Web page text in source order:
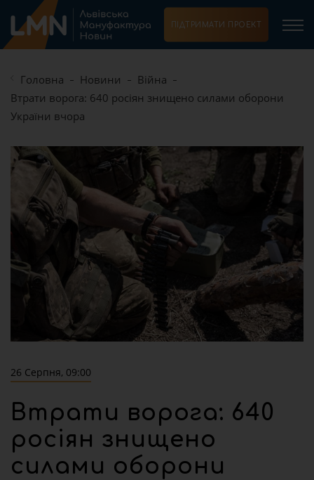
ПІДТРИМАТИ ПРОЕКТ
Головна Новини
Війна
Втрати ворога: 640 росіян знищено силами оборони
України вчора
26 Серпня, 09:00
Втрати ворога: 640
росіян знищено
силами оборони